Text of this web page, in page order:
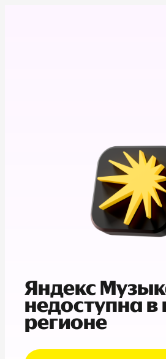
Яндекс
недоступна
регионе